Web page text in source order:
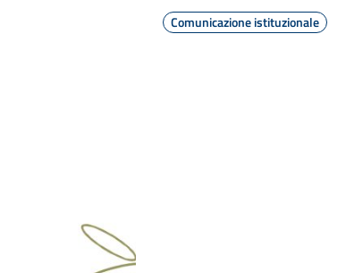
Comunicazione istituzionale